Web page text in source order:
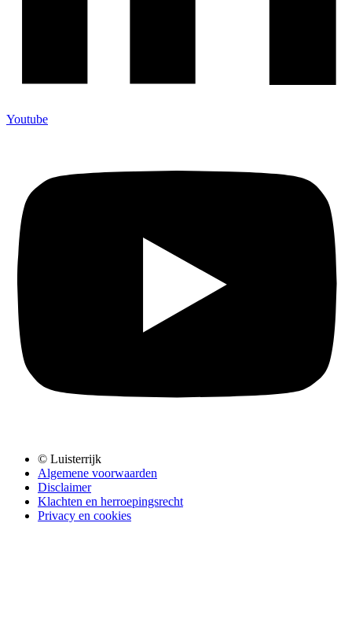
Youtube
© Luisterrijk
Algemene voorwaarden
Disclaimer
Klachten en herroepingsrecht
Privacy en cookies